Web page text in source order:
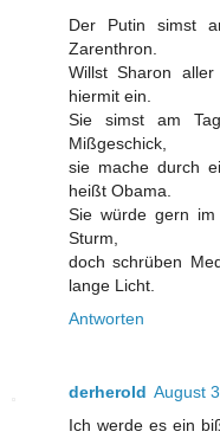
Der Putin simst
Zarenthron.
Willst Sharon
hiermit ein.
Sie simst am
Mißgeschick,
sie mache durch
heißt Obama.
Sie würde gern
Sturm,
doch schrüben
lange Licht.
Antworten
derherold August
Ich werde es ein